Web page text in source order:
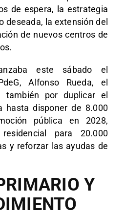
de espera, la estrategia
deseada, la extensión del
de nuevos centros de
este sábado el
Alfonso Rueda, el
también por duplicar el
hasta disponer de 8.000
pública en 2028,
para 20.000
y reforzar las ayudas de
Y